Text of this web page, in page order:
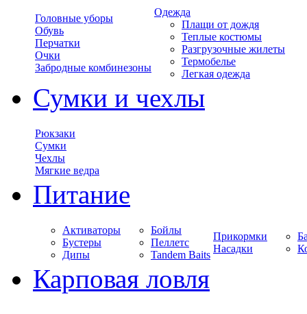
Головные уборы
Обувь
Перчатки
Очки
Забродные комбинезоны
Одежда
Плащи от дождя
Теплые костюмы
Разгрузочные жилеты
Термобелье
Легкая одежда
Сумки и чехлы
Рюкзаки
Сумки
Чехлы
Мягкие ведра
Питание
Активаторы
Бустеры
Дипы
Бойлы
Пеллетс
Tandem Baits
Прикормки
Насадки
Карповая ловля